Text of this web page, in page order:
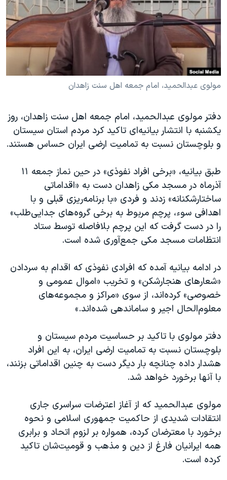
فرهنگ و زندگی
حقوق شهروندی
اقتصادی
علم و فناوری
اسرائیل در جنگ
آرشیو پخش زنده
مستندها
انتخابات ریاست جمهوری آمریکا ۲۰۲۴
حمله جمهوری اسلامی به اسرائیل
رمز مهسا
ورزش زنان در ایران
مجموعه مستندهای دادخواهی
تریبونال مردمی آبان ۹۸
چهل سال گروگان‌گیری
قانون شفافیت دارائی کادر رهبری ایران
اعتراضات مردمی آبان ۹۸
اسرائیل در جنگ
نرگس محمدی برنده جایزه نوبل صلح
همایش محافظه‌کاران آمریکا «سی‌پک»
صفحه‌های ویژه
سفر پرزیدنت ترامپ به چین
دنبال کنید
زبانهای مختلف
مولوی عبدالحمید، امام جمعه اهل سنت زاهدان
دفتر مولوی عبدالحمید، امام جمعه اهل سنت زاهدان، روز
یکشنبه با انتشار بیانیه‌ای تاکید کرد مردم استان سیستان
و بلوچستان نسبت به تمامیت ارضی ایران حساس هستند.
طبق بیانیه، «برخی افراد نفوذی» در حین نماز جمعه ١١
آذرماه در مسجد مکی زاهدان دست به «اقداماتی
ساختارشکنانه» زدند و فردی «با برنامه‌ریزی قبلی و با
اهدافی سوء، پرچم مربوط به برخی گروه‌های جدایی‌طلب»
را در دست گرفت که این پرچم بلافاصله توسط ستاد
انتظامات مسجد مکی جمع‌آوری شده است.
در ادامه بیانیه آمده که افرادی نفوذی که اقدام به سردادن
«شعارهای هنجارشکن» و تخریب «اموال عمومی و
خصوصی» کرده‌اند، از سوی «مراکز و مجموعه‌های
معلوم‌الحال اجیر و ساماندهی شده‌اند.»
دفتر مولوی با تاکید بر حساسیت مردم سیستان و
بلوچستان نسبت به تمامیت ارضی ایران، به این افراد
هشدار داده چنانچه بار دیگر دست به چنین اقداماتی بزنند،
با آنها برخورد خواهد شد.
مولوی عبدالحمید که از آغاز اعترضات سراسری جاری
انتقادات شدیدی از حاکمیت جمهوری اسلامی و نحوه
برخورد با معترضان کرده، همواره بر لزوم اتحاد و برابری
همه ایرانیان فارغ از دین و مذهب و قومیت‌شان تاکید
کرده است.